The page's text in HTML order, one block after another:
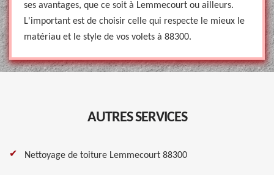
ses avantages, que ce soit à Lemmecourt ou ailleurs.
L'important est de choisir celle qui respecte le mieux le
matériau et le style de vos volets à 88300.
AUTRES SERVICES
Nettoyage de toiture Lemmecourt 88300